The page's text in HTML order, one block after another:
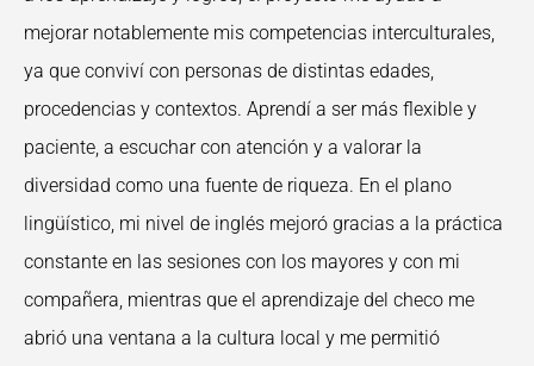
mejorar notablemente mis competencias interculturales,
ya que conviví con personas de distintas edades,
procedencias y contextos. Aprendí a ser más flexible y
paciente, a escuchar con atención y a valorar la
diversidad como una fuente de riqueza. En el plano
lingüístico, mi nivel de inglés mejoró gracias a la práctica
constante en las sesiones con los mayores y con mi
compañera, mientras que el aprendizaje del checo me
abrió una ventana a la cultura local y me permitió